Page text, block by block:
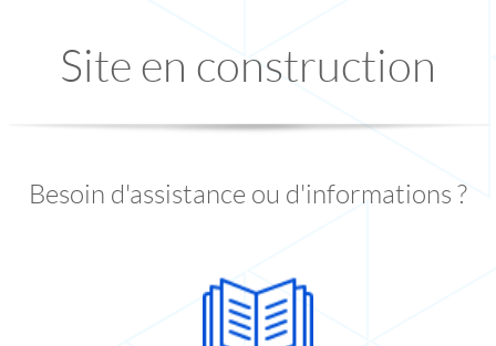
Site en construction
Besoin d'assistance ou d'informations ?